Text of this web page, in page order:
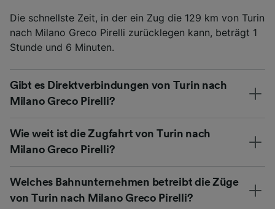
Die schnellste Zeit, in der ein Zug die 129 km von Turin
nach Milano Greco Pirelli zurücklegen kann, beträgt 1
Stunde und 6 Minuten.
Gibt es Direktverbindungen von Turin nach
Milano Greco Pirelli?
Wie weit ist die Zugfahrt von Turin nach
Milano Greco Pirelli?
Welches Bahnunternehmen betreibt die Züge
von Turin nach Milano Greco Pirelli?